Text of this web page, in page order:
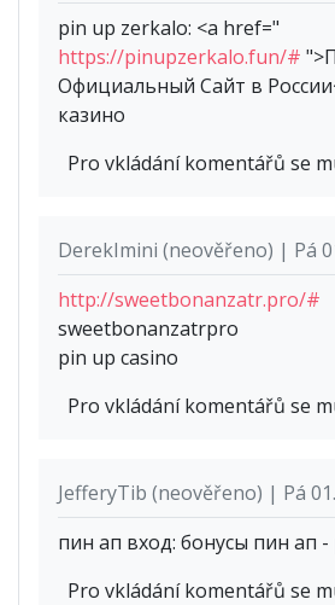
pin up zerkalo: <a href="
https://pinupzerkalo.fun/#
Официальный Сайт в
казино
Pro vkládání komentářů se
DerekImini (neověřeno) | Pá
http://sweetbonanzatr.pro/#
sweetbonanzatrpro
pin up casino
Pro vkládání komentářů se
JefferyTib (neověřeno) | Pá
пин ап вход: бонусы пин ап
Pro vkládání komentářů se